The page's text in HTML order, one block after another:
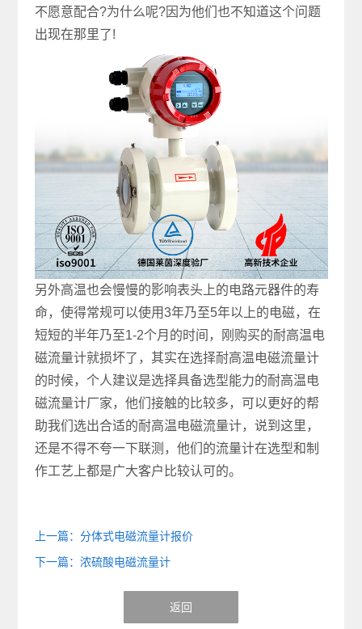
不愿意配合?为什么呢?因为他们也不知道这个问题
出现在那里了!
另外高温也会慢慢的影响表头上的电路元器件的寿
命，使得常规可以使用3年乃至5年以上的电磁，在
短短的半年乃至1-2个月的时间，刚购买的耐高温电
磁流量计就损坏了，其实在选择耐高温电磁流量计
的时候，个人建议是选择具备选型能力的耐高温电
磁流量计厂家，他们接触的比较多，可以更好的帮
助我们选出合适的耐高温电磁流量计，说到这里，
还是不得不夸一下联测，他们的流量计在选型和制
作工艺上都是广大客户比较认可的。
上一篇：分体式电磁流量计报价
下一篇：浓硫酸电磁流量计
返回